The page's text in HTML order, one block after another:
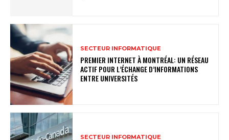
SECTEUR INFORMATIQUE
PREMIER INTERNET À MONTRÉAL: UN RÉSEAU
ACTIF POUR L’ÉCHANGE D’INFORMATIONS
ENTRE UNIVERSITÉS
SECTEUR INFORMATIQUE